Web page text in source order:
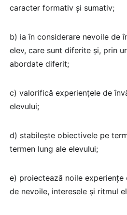
caracter formativ și sumativ;
b) ia în considerare nevoile de
elev, care sunt diferite și, prin
abordate diferit;
c) valorifică experiențele de
elevului;
d) stabilește obiectivele pe
termen lung ale elevului;
e) proiectează noile
de nevoile, interesele și ritmul